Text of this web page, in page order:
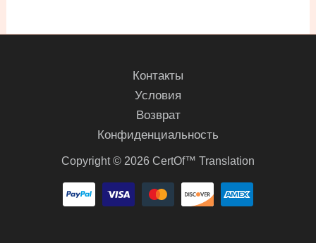
Контакты
Условия
Возврат
Конфиденциальность
Copyright © 2026 CertOf™ Translation